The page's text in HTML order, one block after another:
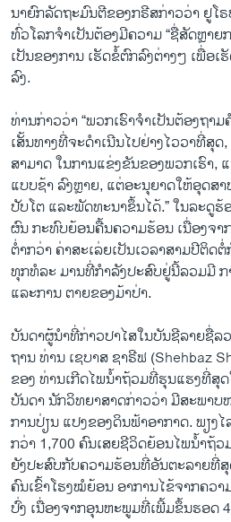
ນາ​ຍົກ​ລັດ​ຖະ​ມົນ​ຕີຂອງກຣີສກ່າວ​ວ່າ ​ຢູໂ
ທົ່ວໂລກ​ຈໍາ​ເປັນ​ຕ້ອງມີຄວາມ “ຊື່​ສັດ​ຫຼາຍ​
ເປັນຂອງການ ເຮັດ​ຂໍ້​ຕົກ​ລົງ​ຕ່າງໆ ​ເພື່ອ​
ລົງ​.
ທ່ານກ່າວວ່າ “ພວກເຮົາຈໍາເປັນຕ້ອງຖາ
ເສັ້ນທາງທີ່ຈະດໍາເນີນໄປຢ່າງໄວວາທີ່ສຸ
ສາມາດ ໃນການແຂ່ງຂັນຂອງພວກເຮົາ,
ແບບຊ້າ ລົງຫຼາຍ, ແຕ່ອະນຸຍາດໃຫ້ອຸດສ
ປັບໂຕ ແລະພັດທະນາຂຶ້ນໄດ້.” ໃນ​ລະ​ດູ​
ຜົນ ກະທົບຍ້ອນ​ຄື້ນ​ຄວາມ​ຮ້ອນ ເນື່ອງຈາ
ຕ່ຳ​ກວ່າ ຄ່າ​ສະ​ເລ່ຍເປັນເວລາ​ສາມ​ປີຕິດ
ທຸກທໍລະ ມານທີ່ກໍາລັງປະສົບຢູ່ນີ້ລວມມີ ກ
ແລະການ ຕາຍຂອງມ້າປ່າ.
ບັນດາຜູ້ນໍາທີ່ກ່າວປາໄສໃນບັນຊີລາຍຊື່
ຖານ ທ່ານ ເຊບາສ ຊາຣີຟ (Shehbaz
ຂອງ ທ່ານເກີດໄພນໍ້າຖ້ວມທີ່ຮຸນແຮງທີ່ສຸ
ບັນດາ ນັກວິທຍາສາດກ່າວວ່າ ມີສະພາ
ການປ່ຽນ ແປງຂອງດິນຟ້າອາກາດ. ພຽງ​
ກວ່າ 1,700 ຄົນ​ເສຍ​ຊີ​ວິດ​ຍ້ອນໄພ​ນ້ຳ​ຖ້
ຍັງປະສົບ​ກັບ​ຄວາມ​ຮ້ອນທີ່​ອັນ​ຕະລາຍທີ່
ຄົນເຂົ້າ​ໂຮງ​ໝໍ​ຍ້ອນ ອາການໄຂ້ຈາກຄວ
ປົ່ງ​ ​ເນື່ອງຈາກອຸນຫະພູມທີ່​ເພີ້ມ​ຂຶ້ນຮອດ